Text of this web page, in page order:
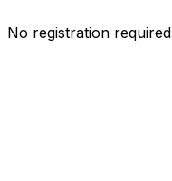
No registration required